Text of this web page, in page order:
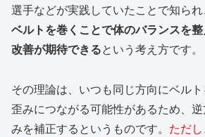
選手などが実践していたことで知られ
ベルトを巻くことで体のバランスを
改善が期待できるという考え方です。
その理論は、いつも同じ方向にベル
歪みにつながる可能性があるため、
みを補正するというものです。 ただ